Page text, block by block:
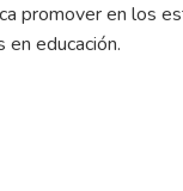
promover en los
educación.